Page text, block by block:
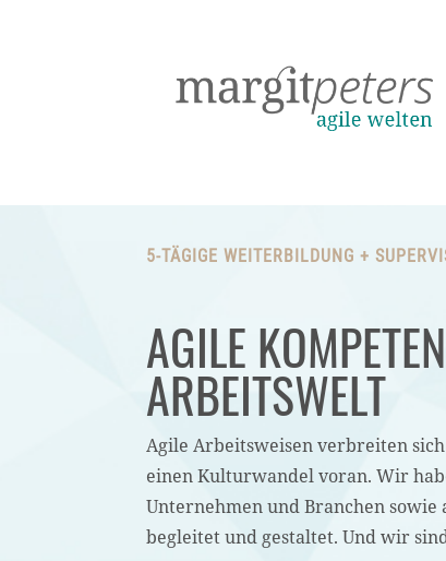
5-TÄGIGE WEITERBILDUNG +
AGILE
ARBEITSWELT
Agile Arbeitsweisen verbreiten
einen Kulturwandel voran. Wir
Unternehmen und Branchen
begleitet und gestaltet. Und wir